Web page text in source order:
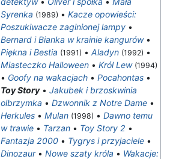
Syrenka (1989) • Kacze opowieści:
Poszukiwacze zaginionej lampy •
Bernard i Bianka w krainie kangurów•
Piękna i Bestia (1991) • Aladyn (1992) •
Miasteczko Halloween • Król Lew (1994)
• Goofy na wakacjach • Pocahontas •
Toy Story• Jakubek i brzoskwinia
olbrzymka • Dzwonnik z Notre Dame •
Herkules • Mulan (1998) • Dawno temu
w trawie • Tarzan • Toy Story 2 •
Fantazja 2000 • Tygrys i przyjaciele •
Dinozaur• Nowe szaty króla • Wakacje: